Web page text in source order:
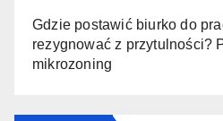
Gdzie postawić biurko do
rezygnować z przytulności?
mikrozoning